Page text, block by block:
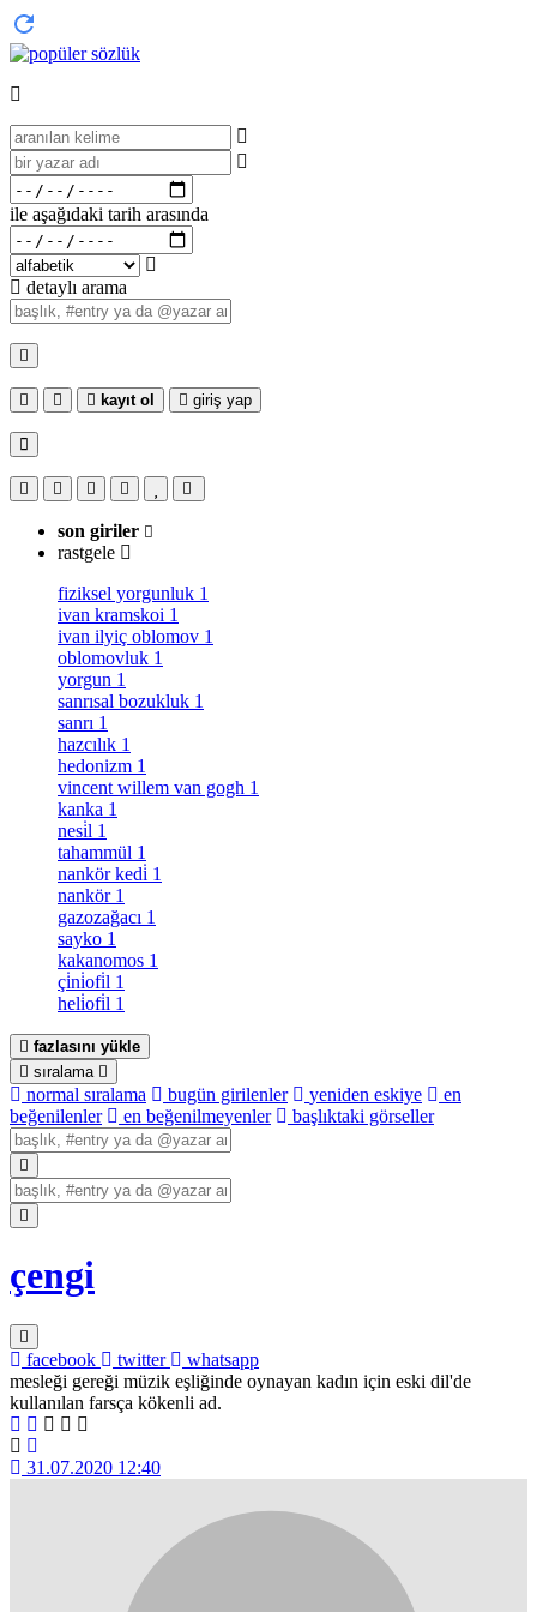
ile aşağıdaki tarih arasında
detaylı arama
kayıt ol giriş yap
son giriler
rastgele
fiziksel yorgunluk 1
ivan kramskoi 1
ivan ilyiç oblomov 1
oblomovluk 1
yorgun 1
sanrısal bozukluk 1
sanrı 1
hazcılık 1
hedonizm 1
vincent willem van gogh 1
kanka 1
nesi̇l 1
tahammül 1
nankör kedi̇ 1
nankör 1
gazozağacı 1
sayko 1
kakanomos 1
çi̇ni̇ofi̇l 1
heli̇ofi̇l 1
fazlasını yükle
sıralama
normal sıralama bugün girilenler yeniden eskiye
en
beğenilenler
en beğenilmeyenler başlıktaki görseller
çengi
facebook twitter
whatsapp
mesleği gereği müzik eşliğinde oynayan kadın için eski dil'de
kullanılan farsça kökenli ad.
31.07.2020 12:40